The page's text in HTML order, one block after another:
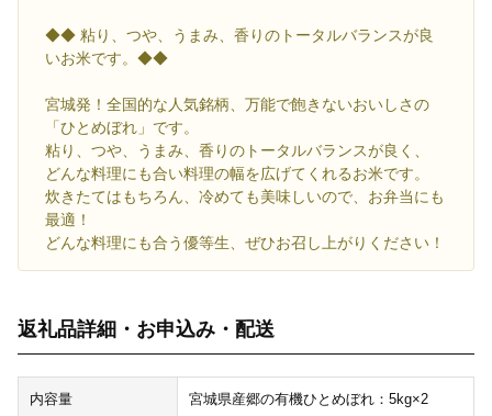
◆◆ 粘り、つや、うまみ、香りのトータルバランスが良
いお米です。◆◆
宮城発！全国的な人気銘柄、万能で飽きないおいしさの
「ひとめぼれ」です。
粘り、つや、うまみ、香りのトータルバランスが良く、
どんな料理にも合い料理の幅を広げてくれるお米です。
炊きたてはもちろん、冷めても美味しいので、お弁当にも
最適！
どんな料理にも合う優等生、ぜひお召し上がりください！
返礼品詳細・お申込み・配送
内容量 宮城県産郷の有機ひとめぼれ：5kg×2